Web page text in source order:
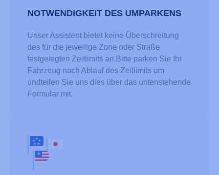
NOTWENDIGKEIT DES UMPARKENS
Unser Assistent bietet keine Überschreitung
des für die jeweilige Zone oder Straße
festgelegten Zeitlimits an.Bitte parken Sie Ihr
Fahrzeug nach Ablauf des Zeitlimits um
undteilen Sie uns dies über das untenstehende
Formular mit.